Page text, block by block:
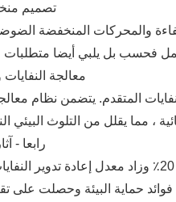
1. تصميم
والمحركات المنخفضة
2- معالجة
المتقدم. يتضمن نظام
رابعا -